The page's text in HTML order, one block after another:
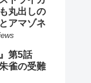
丸出しの
アマゾネ
』第5話
雀の受難